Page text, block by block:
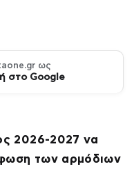
ως
στο Google
2026-2027 να
των αρμόδιων